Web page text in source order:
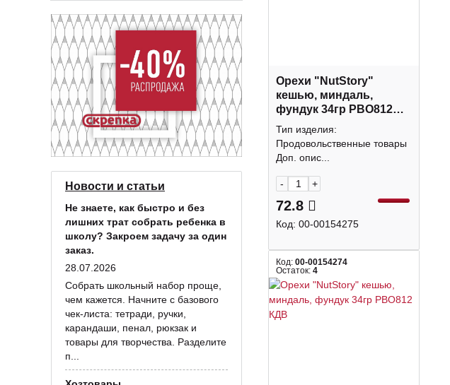
Новости и статьи
Не знаете, как быстро и без
лишних трат собрать ребенка в
школу? Закроем задачу за один
заказ.
28.07.2026
Собрать школьный набор проще,
чем кажется. Начните с базового
чек-листа: тетради, ручки,
карандаши, пенал, рюкзак и
товары для творчества. Разделите
п...
Орехи "NutStory"
кешью, миндаль,
фундук 34гр РВО812
КДВ
Тип изделия:
Продовольственные товары
Доп. опис...
- +
72.8
Код: 00-00154275
Код: 00-00154274
Остаток: 4